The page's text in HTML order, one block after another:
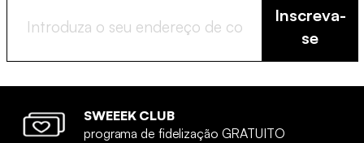
Inscreva-
se
SWEEEK CLUB
programa de fidelização GRATUITO